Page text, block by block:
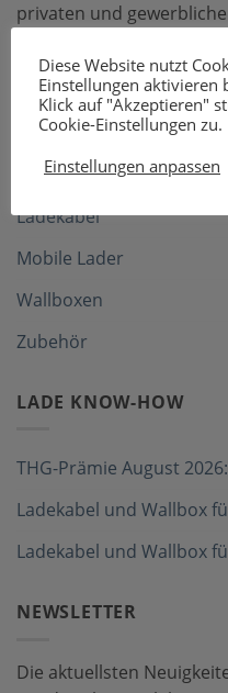
privaten und
passenden
gerüstet!
Ladekabel
Mobile Lader
Wallboxen
Zubehör
LADE KNOW-HOW
THG-Prämie August
Ladekabel und Wallbox
Ladekabel und Wallbox
NEWSLETTER
Die aktuellsten
Diese Website nutzt
Einstellungen
Klick auf "Akzeptieren"
Cookie-Einstellungen zu.
Einstellungen anpassen